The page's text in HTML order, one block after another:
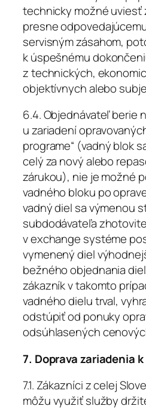
technicky možné uviesť
presne
servisným zásahom,
k úspešnému
z technických,
objektívnych alebo
6.4. Objednávateľ berie
u zariadení
programe“ (vadný blok
celý za nový alebo
zárukou), nie je možné
vadného bloku po
vadný diel sa výmenou
subdodávateľa
v exchange systéme
vymenený diel
bežného objednania
zákazník v takomto
vadného dielu trval,
odstúpiť od ponuky
odsúhlasených
7. Doprava zariadenia
7.1. Zákazníci z celej
môžu využiť služby